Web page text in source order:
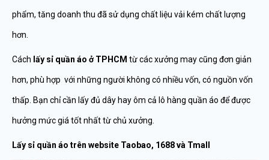
phẩm, tăng doanh thu đã sử dụng chất liệu vải kém chất lượng
hơn.
Cách lấy sỉ quần áo ở TPHCM từ các xưởng may cũng đơn giản
hơn, phù hợp với những người không có nhiều vốn, có nguồn vốn
thấp. Bạn chỉ cần lấy đủ dây hay ôm cả lô hàng quần áo để được
hưởng mức giá tốt nhất từ chủ xưởng.
Lấy sỉ quần áo trên website Taobao, 1688 và Tmall